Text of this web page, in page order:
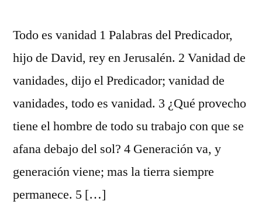
Todo es vanidad 1 Palabras del Predicador,
hijo de David, rey en Jerusalén. 2 Vanidad de
vanidades, dijo el Predicador; vanidad de
vanidades, todo es vanidad. 3 ¿Qué provecho
tiene el hombre de todo su trabajo con que se
afana debajo del sol? 4 Generación va, y
generación viene; mas la tierra siempre
permanece. 5 […]